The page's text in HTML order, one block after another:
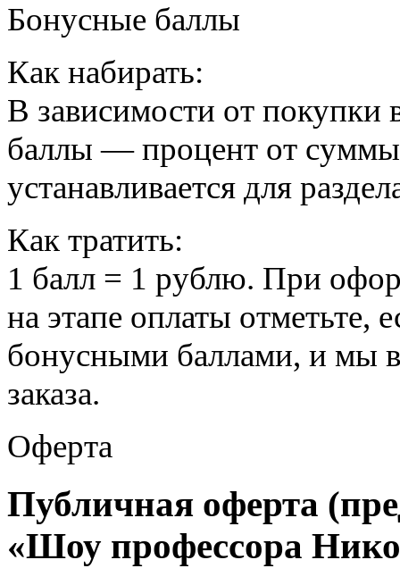
Бонусные баллы
Как набирать:
В зависимости от покупки
баллы — процент от
устанавливается для
Как тратить:
1 балл = 1 рублю. При
на этапе оплаты отметьте,
бонусными баллами, и мы
заказа.
Оферта
Публичная оферта
«Шоу профессора